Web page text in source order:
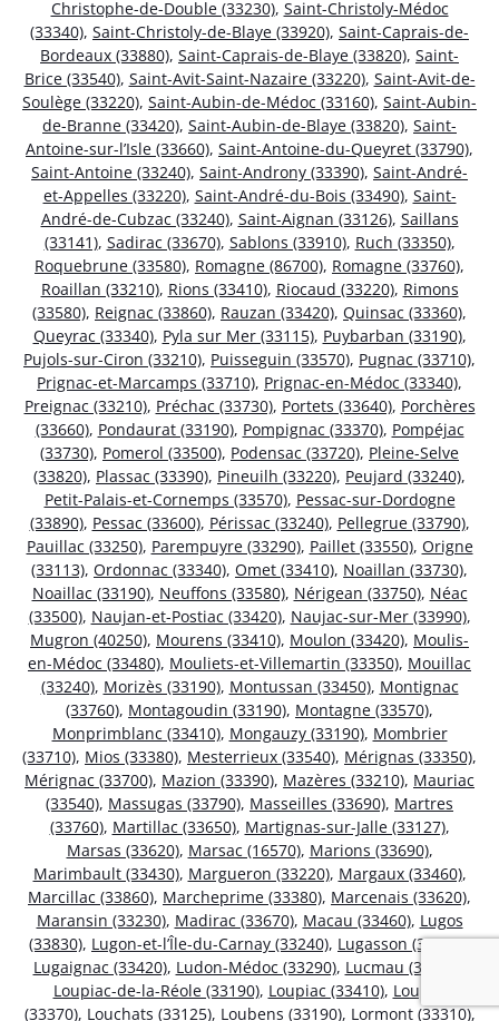
Christophe-de-Double (33230), Saint-Christoly-Médoc
(33340), Saint-Christoly-de-Blaye (33920), Saint-Caprais-de-
Bordeaux (33880), Saint-Caprais-de-Blaye (33820), Saint-
Brice (33540), Saint-Avit-Saint-Nazaire (33220), Saint-Avit-de-
Soulège (33220), Saint-Aubin-de-Médoc (33160), Saint-Aubin-
de-Branne (33420), Saint-Aubin-de-Blaye (33820), Saint-
Antoine-sur-l’Isle (33660), Saint-Antoine-du-Queyret (33790),
Saint-Antoine (33240), Saint-Androny (33390), Saint-André-
et-Appelles (33220), Saint-André-du-Bois (33490), Saint-
André-de-Cubzac (33240), Saint-Aignan (33126), Saillans
(33141), Sadirac (33670), Sablons (33910), Ruch (33350),
Roquebrune (33580), Romagne (86700), Romagne (33760),
Roaillan (33210), Rions (33410), Riocaud (33220), Rimons
(33580), Reignac (33860), Rauzan (33420), Quinsac (33360),
Queyrac (33340), Pyla sur Mer (33115), Puybarban (33190),
Pujols-sur-Ciron (33210), Puisseguin (33570), Pugnac (33710),
Prignac-et-Marcamps (33710), Prignac-en-Médoc (33340),
Preignac (33210), Préchac (33730), Portets (33640), Porchères
(33660), Pondaurat (33190), Pompignac (33370), Pompéjac
(33730), Pomerol (33500), Podensac (33720), Pleine-Selve
(33820), Plassac (33390), Pineuilh (33220), Peujard (33240),
Petit-Palais-et-Cornemps (33570), Pessac-sur-Dordogne
(33890), Pessac (33600), Périssac (33240), Pellegrue (33790),
Pauillac (33250), Parempuyre (33290), Paillet (33550), Origne
(33113), Ordonnac (33340), Omet (33410), Noaillan (33730),
Noaillac (33190), Neuffons (33580), Nérigean (33750), Néac
(33500), Naujan-et-Postiac (33420), Naujac-sur-Mer (33990),
Mugron (40250), Mourens (33410), Moulon (33420), Moulis-
en-Médoc (33480), Mouliets-et-Villemartin (33350), Mouillac
(33240), Morizès (33190), Montussan (33450), Montignac
(33760), Montagoudin (33190), Montagne (33570),
Monprimblanc (33410), Mongauzy (33190), Mombrier
(33710), Mios (33380), Mesterrieux (33540), Mérignas (33350),
Mérignac (33700), Mazion (33390), Mazères (33210), Mauriac
(33540), Massugas (33790), Masseilles (33690), Martres
(33760), Martillac (33650), Martignas-sur-Jalle (33127),
Marsas (33620), Marsac (16570), Marions (33690),
Marimbault (33430), Margueron (33220), Margaux (33460),
Marcillac (33860), Marcheprime (33380), Marcenais (33620),
Maransin (33230), Madirac (33670), Macau (33460), Lugos
(33830), Lugon-et-l’Île-du-Carnay (33240), Lugasson (33760),
Lugaignac (33420), Ludon-Médoc (33290), Lucmau (33840)
Loupiac-de-la-Réole (33190), Loupiac (33410), Loupes
(33370), Louchats (33125), Loubens (33190), Lormont (33310),